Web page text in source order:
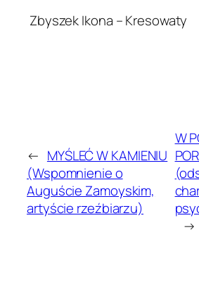
Zbyszek Ikona – Kresowaty
← MYŚLEĆ W KAMIENIU
(Wspomnienie o
Auguście Zamoyskim,
artyście rzeźbiarzu)
W
→